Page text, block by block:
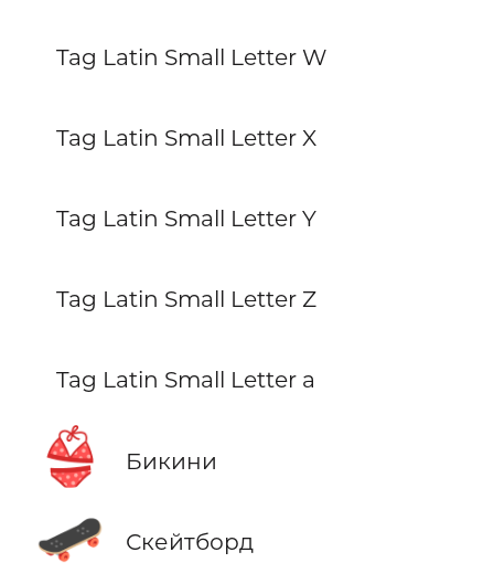
Tag Latin Small Letter W
Tag Latin Small Letter X
Tag Latin Small Letter Y
Tag Latin Small Letter Z
Tag Latin Small Letter a
👙 Бикини
🛹 Скейтборд